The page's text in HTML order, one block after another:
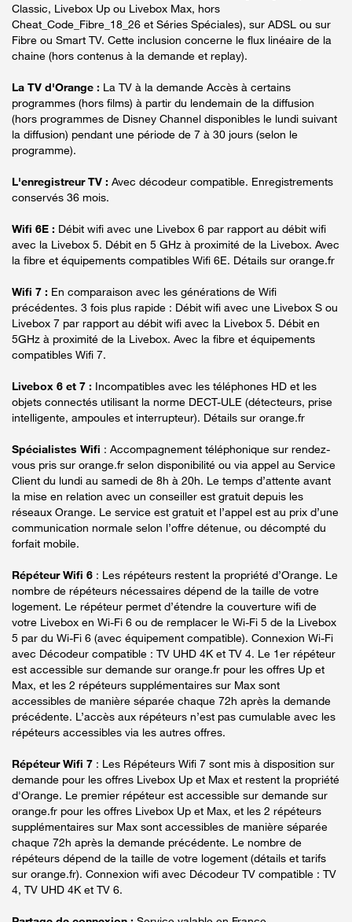
Classic, Livebox Up ou Livebox Max, hors
Cheat_Code_Fibre_18_26 et Séries Spéciales), sur ADSL ou sur
Fibre ou Smart TV. Cette inclusion concerne le flux linéaire de la
chaine (hors contenus à la demande et replay).
La TV d'Orange : La TV à la demande Accès à certains
programmes (hors films) à partir du lendemain de la diffusion
(hors programmes de Disney Channel disponibles le lundi suivant
la diffusion) pendant une période de 7 à 30 jours (selon le
programme).
L'enregistreur TV : Avec décodeur compatible. Enregistrements
conservés 36 mois.
Wifi 6E : Débit wifi avec une Livebox 6 par rapport au débit wifi
avec la Livebox 5. Débit en 5 GHz à proximité de la Livebox. Avec
la fibre et équipements compatibles Wifi 6E. Détails sur orange.fr
Wifi 7 : En comparaison avec les générations de Wifi
précédentes. 3 fois plus rapide : Débit wifi avec une Livebox S ou
Livebox 7 par rapport au débit wifi avec la Livebox 5. Débit en
5GHz à proximité de la Livebox. Avec la fibre et équipements
compatibles Wifi 7.
Livebox 6 et 7 : Incompatibles avec les téléphones HD et les
objets connectés utilisant la norme DECT-ULE (détecteurs, prise
intelligente, ampoules et interrupteur). Détails sur orange.fr
Spécialistes Wifi : Accompagnement téléphonique sur rendez-
vous pris sur orange.fr selon disponibilité ou via appel au Service
Client du lundi au samedi de 8h à 20h. Le temps d’attente avant
la mise en relation avec un conseiller est gratuit depuis les
réseaux Orange. Le service est gratuit et l’appel est au prix d’une
communication normale selon l’offre détenue, ou décompté du
forfait mobile.
Répéteur Wifi 6 : Les répéteurs restent la propriété d’Orange. Le
nombre de répéteurs nécessaires dépend de la taille de votre
logement. Le répéteur permet d’étendre la couverture wifi de
votre Livebox en Wi-Fi 6 ou de remplacer le Wi-Fi 5 de la Livebox
5 par du Wi-Fi 6 (avec équipement compatible). Connexion Wi-Fi
avec Décodeur compatible : TV UHD 4K et TV 4. Le 1er répéteur
est accessible sur demande sur orange.fr pour les offres Up et
Max, et les 2 répéteurs supplémentaires sur Max sont
accessibles de manière séparée chaque 72h après la demande
précédente. L’accès aux répéteurs n’est pas cumulable avec les
répéteurs accessibles via les autres offres.
Répéteur Wifi 7 : Les Répéteurs Wifi 7 sont mis à disposition sur
demande pour les offres Livebox Up et Max et restent la propriété
d'Orange. Le premier répéteur est accessible sur demande sur
orange.fr pour les offres Livebox Up et Max, et les 2 répéteurs
supplémentaires sur Max sont accessibles de manière séparée
chaque 72h après la demande précédente. Le nombre de
répéteurs dépend de la taille de votre logement (détails et tarifs
sur orange.fr). Connexion wifi avec Décodeur TV compatible : TV
4, TV UHD 4K et TV 6.